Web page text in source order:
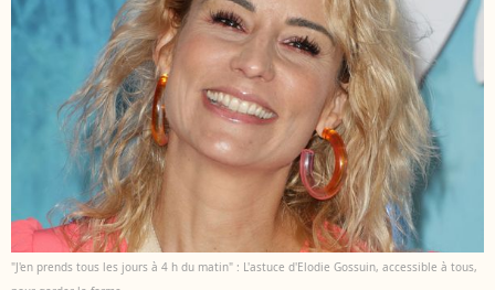
"J'en prends tous les jours à 4 h du matin" : L'astuce d'Elodie Gossuin, accessible à tous,